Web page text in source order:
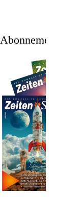
Abonnement